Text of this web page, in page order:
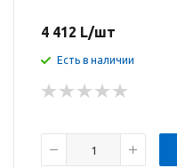
4 412 L/шт
Есть в наличии